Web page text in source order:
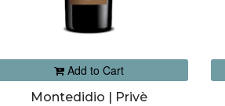
Add to Cart
Montedidio | Privè